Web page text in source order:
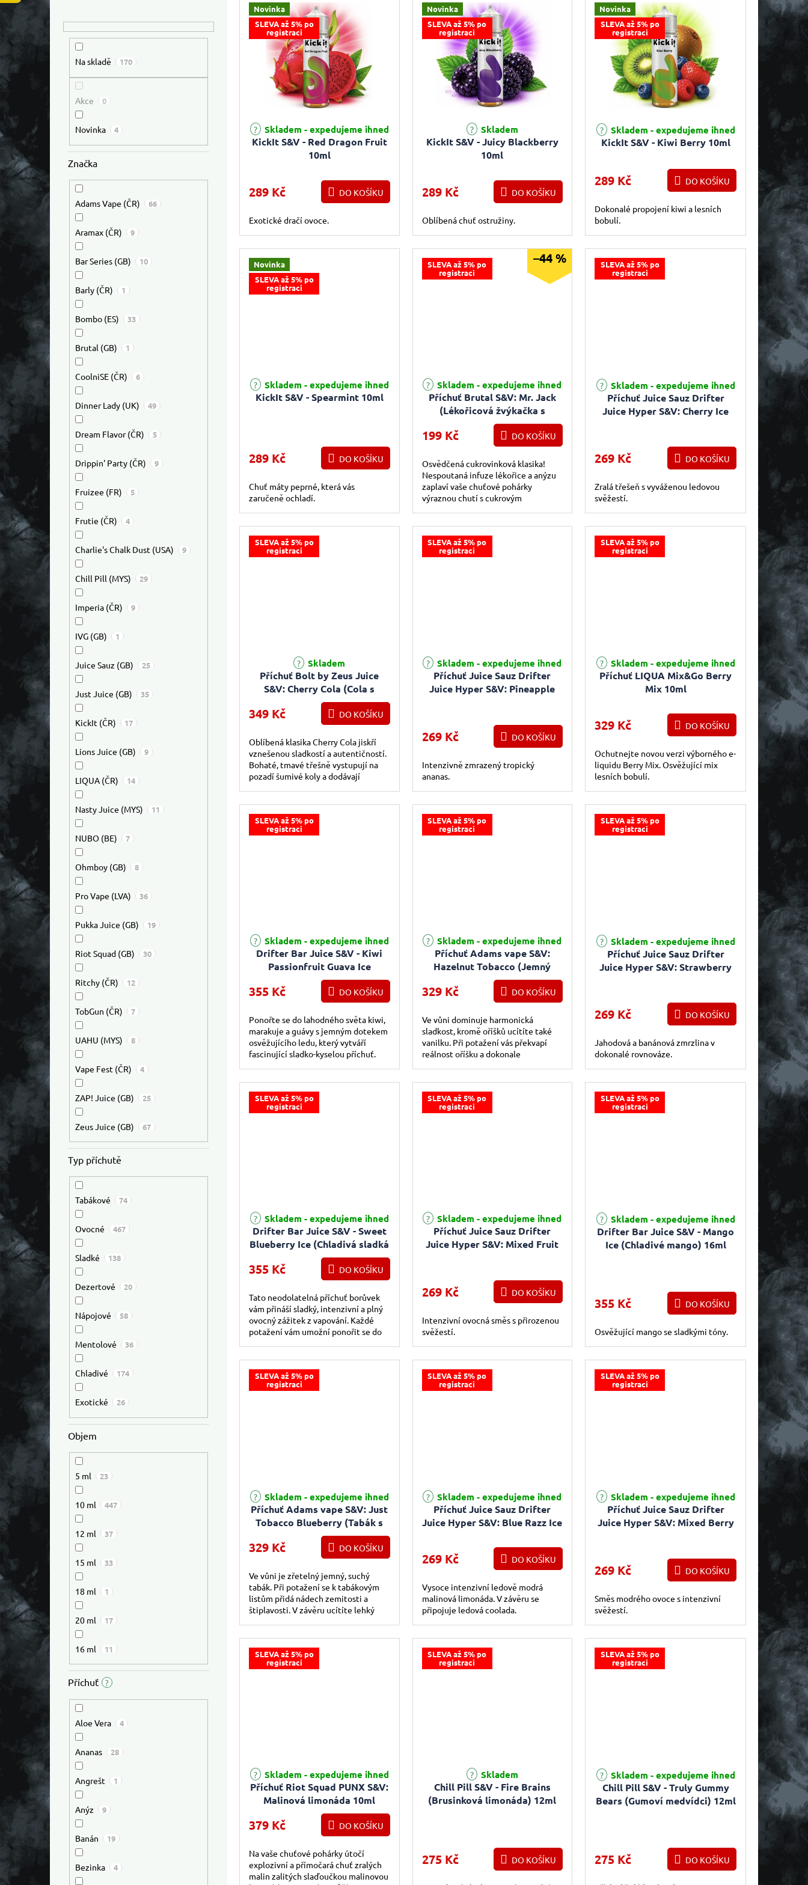
Na skladě 170
Akce 0
Novinka 4
Objem
5 ml 23
10 ml 447
12 ml 37
15 ml 33
18 ml 1
20 ml 17
16 ml 11
Příchuť ?
Aloe Vera 4
Ananas 28
Angrešt 1
Anýz 9
Banán 19
Bezinka 4
Typ příchutě
Tabákové 74
Ovocné 467
Sladké 138
Dezertové 20
Nápojové 58
Mentolové 36
Chladivé 174
Exotické 26
Značka
Adams Vape (ČR) 66
Aramax (ČR) 9
Bar Series (GB) 10
Barly (ČR) 1
Bombo (ES) 33
Brutal (GB) 1
CoolniSE (ČR) 6
Dinner Lady (UK) 49
Dream Flavor (ČR) 5
Drippin' Party (ČR) 9
Fruizee (FR) 5
Frutie (ČR) 4
Charlie's Chalk Dust (USA) 9
Chill Pill (MYS) 29
Imperia (ČR) 9
IVG (GB) 1
Juice Sauz (GB) 25
Just Juice (GB) 35
KickIt (ČR) 17
Lions Juice (GB) 9
LIQUA (ČR) 14
Nasty Juice (MYS) 11
NUBO (BE) 7
Ohmboy (GB) 8
Pro Vape (LVA) 36
Pukka Juice (GB) 19
Riot Squad (GB) 30
Ritchy (ČR) 12
TobGun (ČR) 7
UAHU (MYS) 8
Vape Fest (ČR) 4
ZAP! Juice (GB) 25
Zeus Juice (GB) 67
Novinka
SLEVA až 5% po
registraci
KickIt S&V - Red Dragon Fruit
10ml
Skladem - expedujeme ihned
289 Kč DO KOŠÍKU
Exotické dračí ovoce.
Novinka
SLEVA až 5% po
registraci
KickIt S&V - Juicy Blackberry
10ml
Skladem
289 Kč DO KOŠÍKU
Oblíbená chuť ostružiny.
Novinka
SLEVA až 5% po
registraci
KickIt S&V - Kiwi Berry 10ml
Skladem - expedujeme ihned
289 Kč DO KOŠÍKU
Dokonalé propojení kiwi a lesních
bobulí.
Novinka
SLEVA až 5% po
registraci
KickIt S&V - Spearmint 10ml
Skladem - expedujeme ihned
289 Kč DO KOŠÍKU
Chuť máty peprné, která vás
zaručeně ochladí.
SLEVA až 5% po
registraci
–44 %
Příchuť Brutal S&V: Mr. Jack
(Lékořicová žvýkačka s
anýzem) 10ml
Skladem - expedujeme ihned
199 Kč DO KOŠÍKU
Osvědčená cukrovinková klasika!
Nespoutaná infuze lékořice a anýzu
zaplaví vaše chuťové pohárky
výraznou chutí s cukrovým
SLEVA až 5% po
registraci
Příchuť Juice Sauz Drifter
Juice Hyper S&V: Cherry Ice
Skladem - expedujeme ihned
269 Kč DO KOŠÍKU
Zralá třešeň s vyváženou ledovou
svěžestí.
SLEVA až 5% po
registraci
Příchuť Bolt by Zeus Juice
S&V: Cherry Cola (Cola s
třešní) 10ml
Skladem
349 Kč DO KOŠÍKU
Oblíbená klasika Cherry Cola jiskří
vznešenou sladkostí a autentičností.
Bohaté, tmavé třešně vystupují na
pozadí šumivé koly a dodávají
SLEVA až 5% po
registraci
Příchuť Juice Sauz Drifter
Juice Hyper S&V: Pineapple
Skladem - expedujeme ihned
269 Kč DO KOŠÍKU
Intenzivně zmrazený tropický
ananas.
SLEVA až 5% po
registraci
Příchuť LIQUA Mix&Go Berry
Mix 10ml
Skladem - expedujeme ihned
329 Kč DO KOŠÍKU
Ochutnejte novou verzi výborného e-
liquidu Berry Mix. Osvěžující mix
lesních bobulí.
SLEVA až 5% po
registraci
Drifter Bar Juice S&V - Kiwi
Passionfruit Guava Ice
(Chladivé kiwi a tropické
ovoce) 16ml
Skladem - expedujeme ihned
355 Kč DO KOŠÍKU
Ponořte se do lahodného světa kiwi,
marakuje a guávy s jemným dotekem
osvěžujícího ledu, který vytváří
fascinující sladko-kyselou příchuť.
SLEVA až 5% po
registraci
Příchuť Adams vape S&V:
Hazelnut Tobacco (Jemný
tabák s lískovým oříškem)
10ml
Skladem - expedujeme ihned
329 Kč DO KOŠÍKU
Ve vůni dominuje harmonická
sladkost, kromě oříšků ucítíte také
vanilku. Při potažení vás překvapí
reálnost oříšku a dokonale
SLEVA až 5% po
registraci
Příchuť Juice Sauz Drifter
Juice Hyper S&V: Strawberry
Průměrné hodnocení produktu je 5,0 z 5 hvězdiček.
Skladem - expedujeme ihned
269 Kč DO KOŠÍKU
Jahodová a banánová zmrzlina v
dokonalé rovnováze.
SLEVA až 5% po
registraci
Drifter Bar Juice S&V - Sweet
Blueberry Ice (Chladivá sladká
borůvka) 16ml
Skladem - expedujeme ihned
355 Kč DO KOŠÍKU
Tato neodolatelná příchuť borůvek
vám přináší sladký, intenzivní a plný
ovocný zážitek z vapování. Každé
potažení vám umožní ponořit se do
SLEVA až 5% po
registraci
Příchuť Juice Sauz Drifter
Juice Hyper S&V: Mixed Fruit
Skladem - expedujeme ihned
269 Kč DO KOŠÍKU
Intenzivní ovocná směs s přirozenou
svěžestí.
SLEVA až 5% po
registraci
Drifter Bar Juice S&V - Mango
Ice (Chladivé mango) 16ml
Skladem - expedujeme ihned
355 Kč DO KOŠÍKU
Osvěžující mango se sladkými tóny.
SLEVA až 5% po
registraci
Příchuť Adams vape S&V: Just
Tobacco Blueberry (Tabák s
borůvkou) 10ml
Skladem - expedujeme ihned
329 Kč DO KOŠÍKU
Ve vůni je zřetelný jemný, suchý
tabák. Při potažení se k tabákovým
listům přidá nádech zemitosti a
štiplavosti. V závěru ucítíte lehký
SLEVA až 5% po
registraci
Příchuť Juice Sauz Drifter
Juice Hyper S&V: Blue Razz Ice
Skladem - expedujeme ihned
269 Kč DO KOŠÍKU
Vysoce intenzivní ledově modrá
malinová limonáda. V závěru se
připojuje ledová coolada.
SLEVA až 5% po
registraci
Příchuť Juice Sauz Drifter
Juice Hyper S&V: Mixed Berry
Skladem - expedujeme ihned
269 Kč DO KOŠÍKU
Směs modrého ovoce s intenzivní
svěžestí.
SLEVA až 5% po
registraci
Příchuť Riot Squad PUNX S&V:
Malinová limonáda 10ml
Průměrné hodnocení produktu je 5,0 z 5 hvězdiček.
Skladem - expedujeme ihned
379 Kč DO KOŠÍKU
Na vaše chuťové pohárky útočí
explozivní a přímočará chuť zralých
malin zalitých slaďoučkou malinovou
SLEVA až 5% po
registraci
Chill Pill S&V - Fire Brains
(Brusinková limonáda) 12ml
Skladem
275 Kč DO KOŠÍKU
SLEVA až 5% po
registraci
Chill Pill S&V - Truly Gummy
Bears (Gumoví medvídci) 12ml
Skladem - expedujeme ihned
275 Kč DO KOŠÍKU